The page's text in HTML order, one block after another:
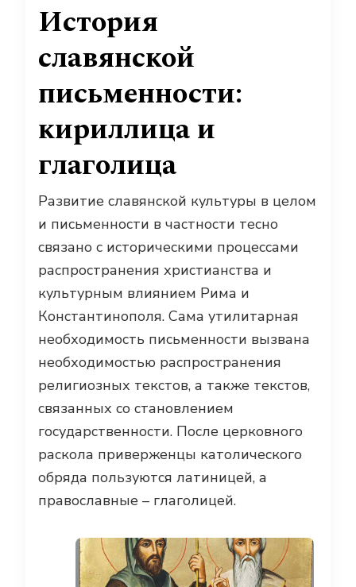
История
славянской
письменности:
кириллица и
глаголица
Развитие славянской культуры в целом
и письменности в частности тесно
связано с историческими процессами
распространения христианства и
культурным влиянием Рима и
Константинополя. Сама утилитарная
необходимость письменности вызвана
необходимостью распространения
религиозных текстов, а также текстов,
связанных со становлением
государственности. После церковного
раскола приверженцы католического
обряда пользуются латиницей, а
православные – глаголицей.